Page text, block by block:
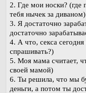
2. Где мои носки? (где
тебя нычек за диваном)
3. Я достаточно
достаточно
4. А что, секса
спрашивать?)
5. Моя мама считает,
своей мамой)
6. Ты решила, что мы
деньги, а потом ты